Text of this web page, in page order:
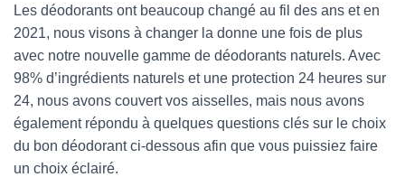
Les déodorants ont beaucoup changé au fil des ans et en
2021, nous visons à changer la donne une fois de plus
avec notre nouvelle gamme de déodorants naturels. Avec
98% d’ingrédients naturels et une protection 24 heures sur
24, nous avons couvert vos aisselles, mais nous avons
également répondu à quelques questions clés sur le choix
du bon déodorant ci-dessous afin que vous puissiez faire
un choix éclairé.